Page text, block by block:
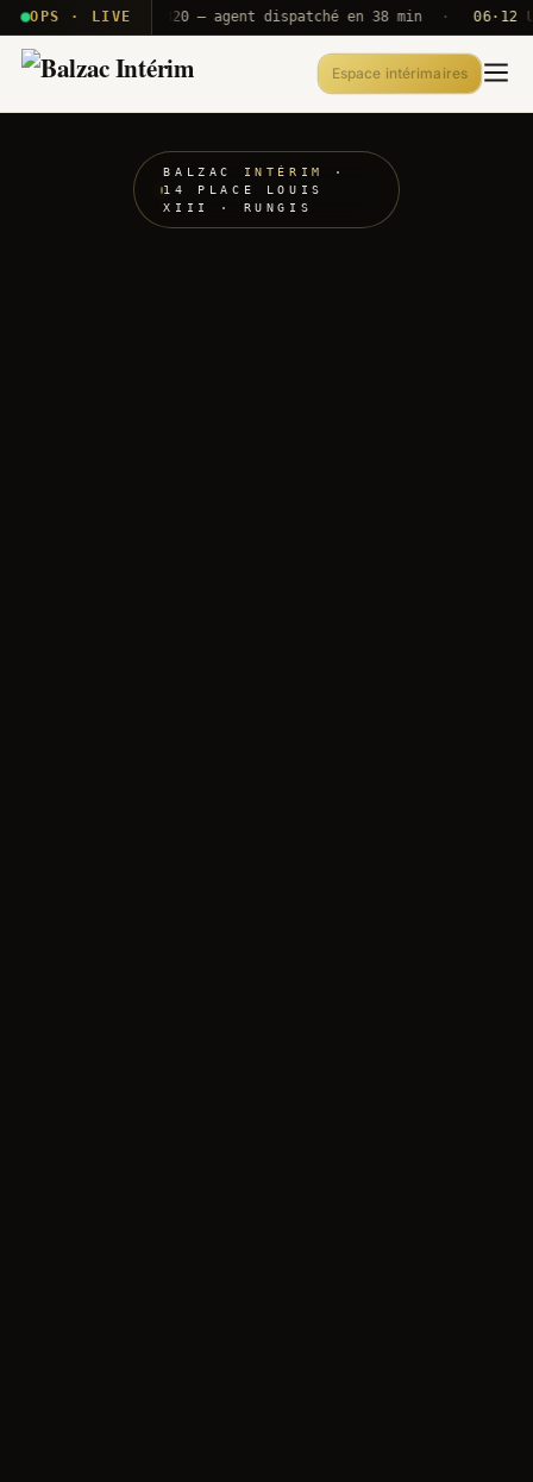
OPS · LIVE
T2E · B71 Push A320 — agent dispatché en 38 min · 06·12 UTC
Espace intérimaires
BALZAC INTÉRIM
·
14 PLACE LOUIS
XIII · RUNGIS